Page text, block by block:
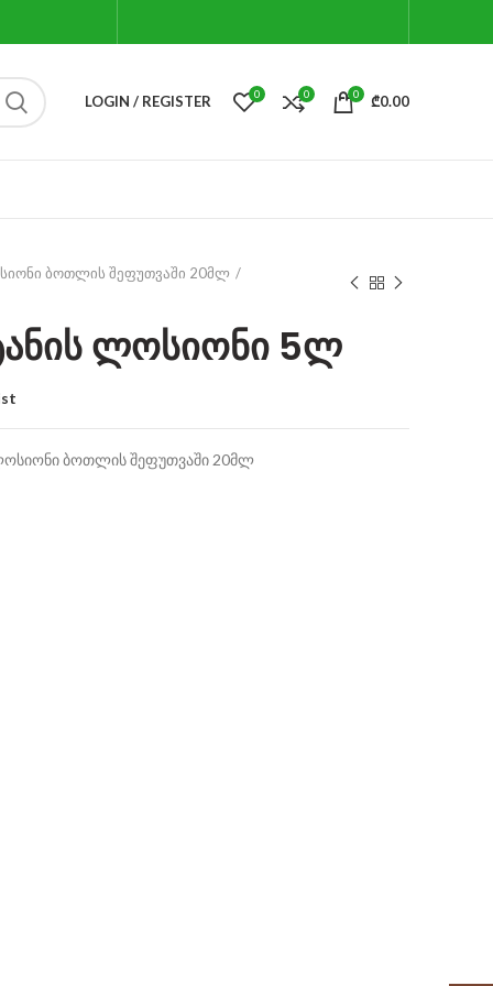
LOGIN / REGISTER 0 0 0 ₾0.00
ბოთლის შეფუთვაში 20მლ
ლოსიონი 5ლ
ბოთლის შეფუთვაში 20მლ